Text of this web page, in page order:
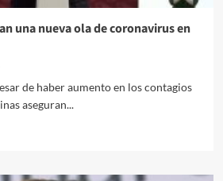
una nueva ola de coronavirus en
de haber aumento en los contagios
aseguran...